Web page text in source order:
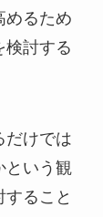
めるため
検討する
だけでは
という観
ること